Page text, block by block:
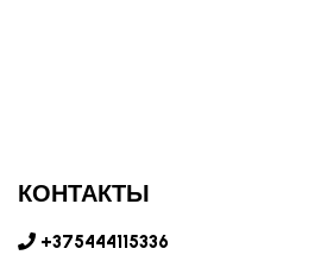
КОНТАКТЫ
+375444115336